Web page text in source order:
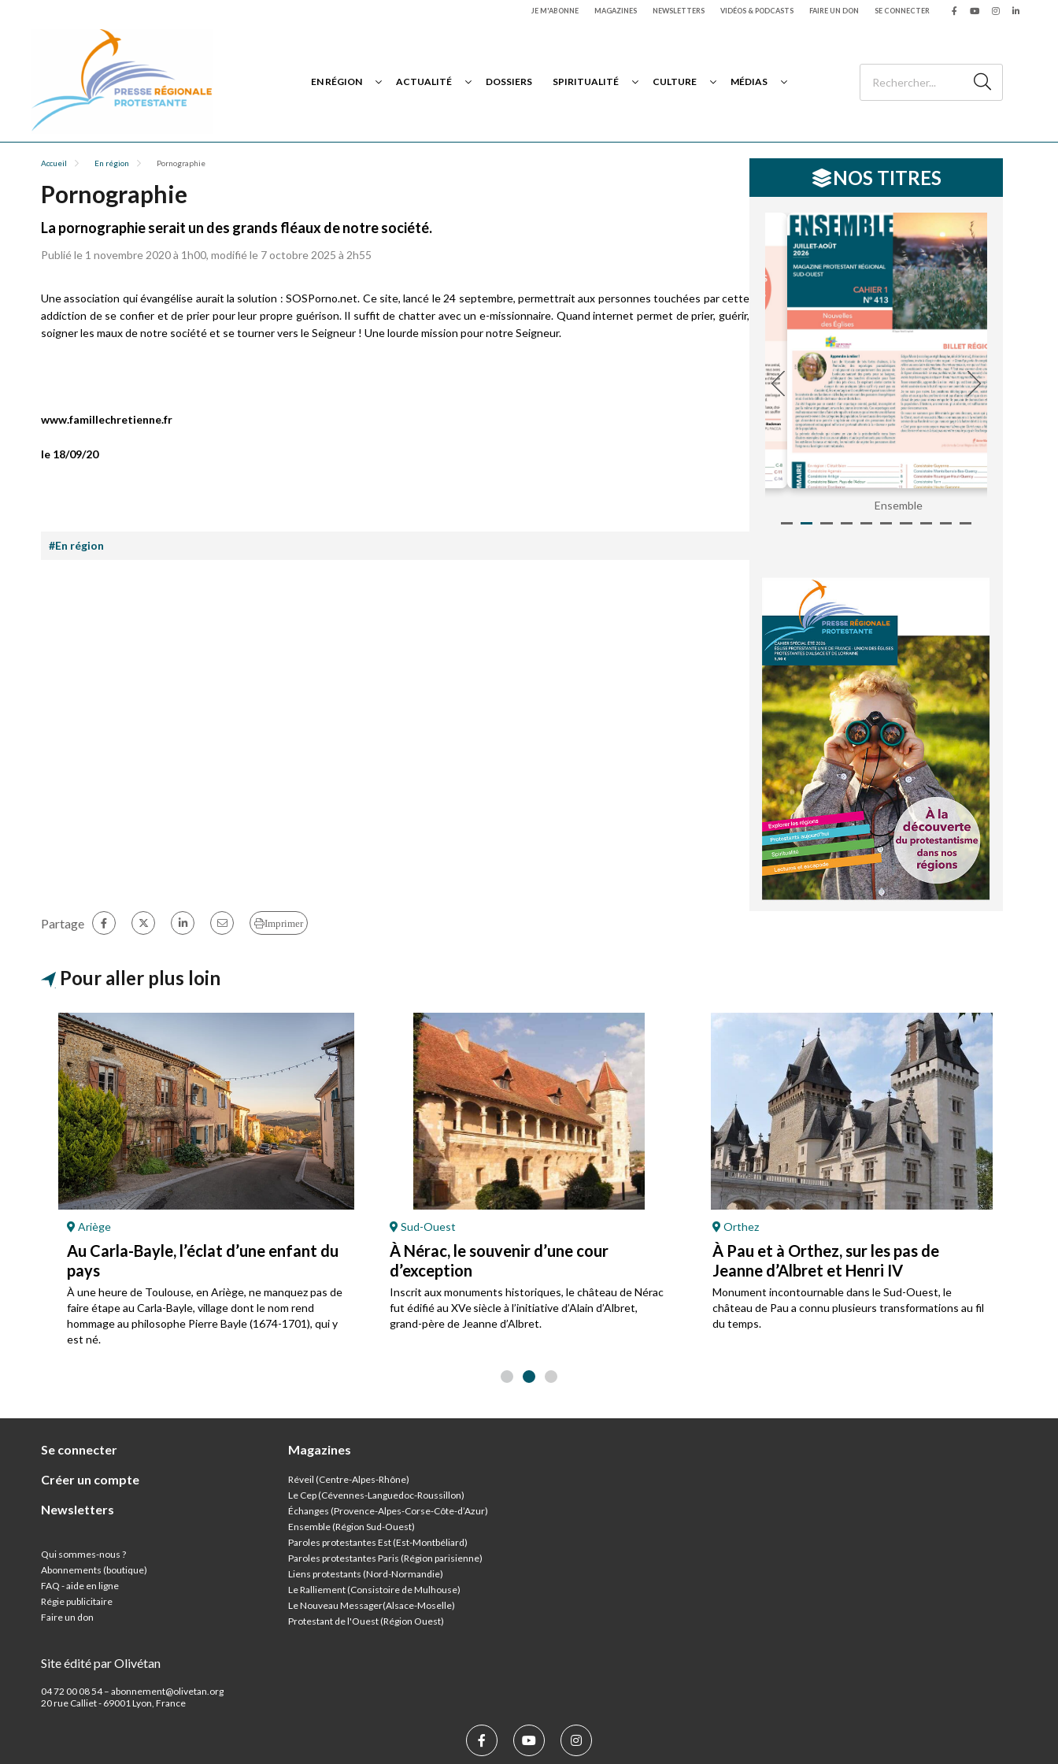
JE M'ABONNE MAGAZINES NEWSLETTERS VIDÉOS & PODCASTS FAIRE UN DON SE CONNECTER
EN RÉGION ACTUALITÉ DOSSIERS SPIRITUALITÉ CULTURE MÉDIAS
Accueil En région Pornographie
Pornographie
La pornographie serait un des grands fléaux de notre société.
Publié le 1 novembre 2020 à 1h00, modifié le 7 octobre 2025 à 2h55
Une association qui évangélise aurait la solution : SOSPorno.net. Ce site, lancé le 24 septembre, permettrait aux personnes touchées par cette
addiction de se confier et de prier pour leur propre guérison. Il suffit de chatter avec un e-missionnaire. Quand internet permet de prier, guérir,
soigner les maux de notre société et se tourner vers le Seigneur ! Une lourde mission pour notre Seigneur.
www.famillechretienne.fr
le 18/09/20
#En région
NOS TITRES
Ensemble
Partage Imprimer
Pour aller plus loin
Ariège
Au Carla-Bayle, l’éclat d’une enfant du
pays
À une heure de Toulouse, en Ariège, ne manquez pas de
faire étape au Carla-Bayle, village dont le nom rend
hommage au philosophe Pierre Bayle (1674-1701), qui y
est né.
Sud-Ouest
À Nérac, le souvenir d’une cour
d’exception
Inscrit aux monuments historiques, le château de Nérac
fut édifié au XVe siècle à l’initiative d’Alain d’Albret,
grand-père de Jeanne d’Albret.
Orthez
À Pau et à Orthez, sur les pas de
Jeanne d’Albret et Henri IV
Monument incontournable dans le Sud-Ouest, le
château de Pau a connu plusieurs transformations au fil
du temps.
Se connecter
Créer un compte
Newsletters
Qui sommes-nous ?
Abonnements (boutique)
FAQ - aide en ligne
Régie publicitaire
Faire un don
Site édité par Olivétan
04 72 00 08 54 – abonnement@olivetan.org
20 rue Calliet - 69001 Lyon, France
Magazines
Réveil (Centre-Alpes-Rhône)
Le Cep (Cévennes-Languedoc-Roussillon)
Échanges (Provence-Alpes-Corse-Côte-d’Azur)
Ensemble (Région Sud-Ouest)
Paroles protestantes Est (Est-Montbéliard)
Paroles protestantes Paris (Région parisienne)
Liens protestants (Nord-Normandie)
Le Ralliement (Consistoire de Mulhouse)
Le Nouveau Messager(Alsace-Moselle)
Protestant de l'Ouest (Région Ouest)